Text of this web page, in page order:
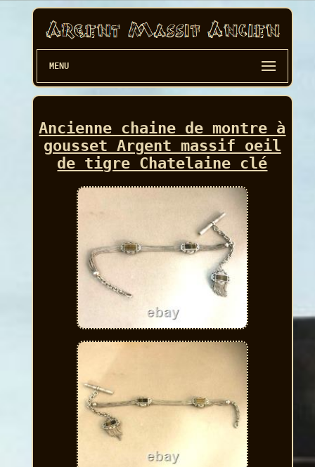
MENU
Ancienne chaine de montre à
gousset Argent massif oeil
de tigre Chatelaine clé